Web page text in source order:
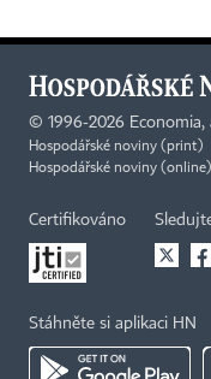
© 1996-2026 Economia,
Hospodářské noviny (print)
Hospodářské noviny
Certifikováno
Stáhněte si aplikaci HN